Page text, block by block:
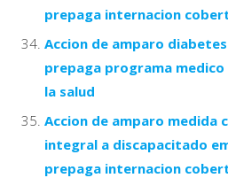
prepaga internacion
Accion de amparo
prepaga programa
la salud
Accion de amparo medida
integral a discapacitado
prepaga internacion